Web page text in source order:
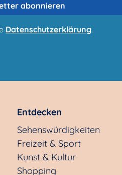
abonnieren
Datenschutzerklärung.
Entdecken
Sehenswürdigkeiten
Freizeit & Sport
Kunst & Kultur
Shopping